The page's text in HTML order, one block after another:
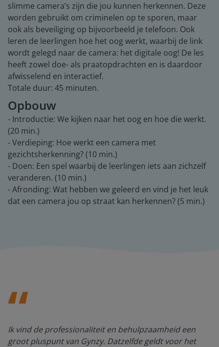
slimme camera’s zijn die jou kunnen herkennen. Deze
worden gebruikt om criminelen op te sporen, maar
ook als beveiliging op bijvoorbeeld je telefoon. Ook
leren de leerlingen hoe het oog werkt, waarbij de link
wordt gelegd naar de camera: het digitale oog! De les
heeft zowel doe- als praatopdrachten en is daardoor
afwisselend en interactief.
Totale duur: 45 minuten.
Opbouw
- Introductie: We kijken naar het oog en hoe die werkt.
(20 min.)
- Verdieping: Hoe werkt een camera met
gezichtsherkenning? (10 min.)
- Doen: Een spel waarbij de leerlingen iets aan zichzelf
veranderen. (10 min.)
- Afronding: Wat hebben we geleerd en vind je het leuk
dat een camera jou op straat kan herkennen? (5 min.)
Ik vind de professionaliteit en behulpzaamheid een
groot pluspunt van Gynzy. Datzelfde geldt voor het